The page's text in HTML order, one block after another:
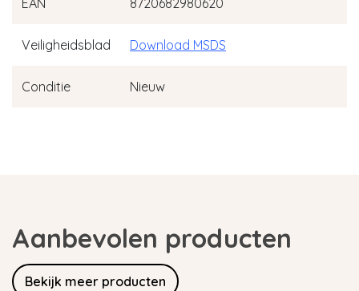
EAN 8720682980620
Veiligheidsblad Download MSDS
Conditie Nieuw
Aanbevolen producten
Bekijk meer producten